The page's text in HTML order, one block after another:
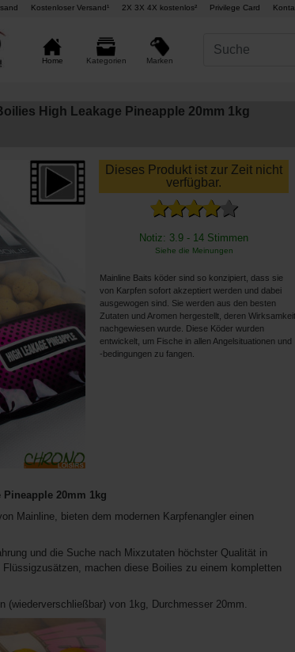
Kostenloser Versand¹ 2X 3X 4X kostenlos² Privilege Card
Home Kategorien Marken
High Leakage Pineapple 20mm 1kg
Dieses Produkt ist zur Zeit nicht
verfügbar.
Notiz: 3.9 - 14 Stimmen
Siehe die Meinungen
Mainline Baits köder sind so konzipiert, dass sie
von Karpfen sofort akzeptiert werden und dabei
ausgewogen sind. Sie werden aus den besten
Zutaten und Aromen hergestellt, deren Wirksamkeit
nachgewiesen wurde. Diese Köder wurden
entwickelt, um Fische in allen Angelsituationen und
-bedingungen zu fangen.
Pineapple 20mm 1kg
Mainline, bieten dem modernen Karpfenangler einen
und die Suche nach Mixzutaten höchster Qualität in
machen diese Boilies zu einem kompletten
(wiederverschließbar) von 1kg, Durchmesser 20mm.